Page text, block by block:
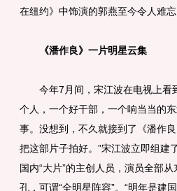
在纽约》中饰演的郭燕至今令人难
《潘作良》一片明星云集
今年7月间，宋江波在电视上看
个人，一个好干部，一个响当当的
事。没想到，不久就接到了《潘作
把这部片子拍好。”宋江波立即组建
国内“大片”的主创人员，演员全部
孔，可谓“全明星阵容”。“明年是建